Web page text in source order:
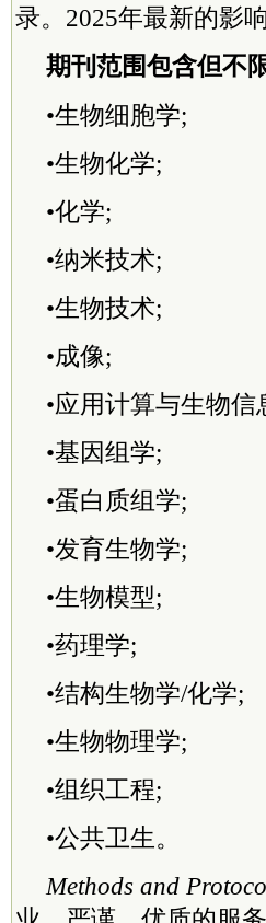
录。2025年最新的影
期刊范围包含但不
•生物细胞学;
•生物化学;
•化学;
•纳米技术;
•生物技术;
•成像;
•应用计算与生物信
•基因组学;
•蛋白质组学;
•发育生物学;
•生物模型;
•药理学;
•结构生物学/化学;
•生物物理学;
•组织工程;
•公共卫生。
Methods and